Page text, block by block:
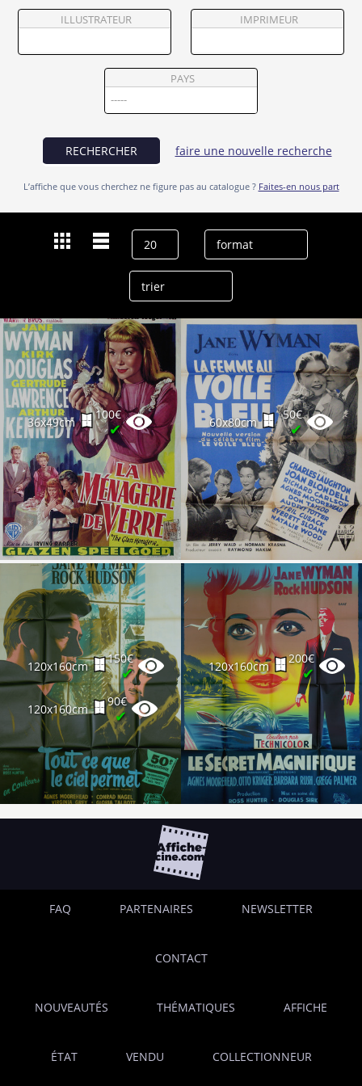
Vendre
ILLUSTRATEUR IMPRIMEUR
PAYS
RECHERCHER faire une nouvelle recherche
L’affiche que vous cherchez ne figure pas au catalogue ? Faites-en nous part
36x49cm
100€
✔ 60x80cm
50€
✔
120x160cm
150€
✔
120x160cm
90€
✔
120x160cm
200€
✔
FAQ PARTENAIRES NEWSLETTER
CONTACT
NOUVEAUTÉS THÉMATIQUES AFFICHE
ÉTAT VENDU COLLECTIONNEUR